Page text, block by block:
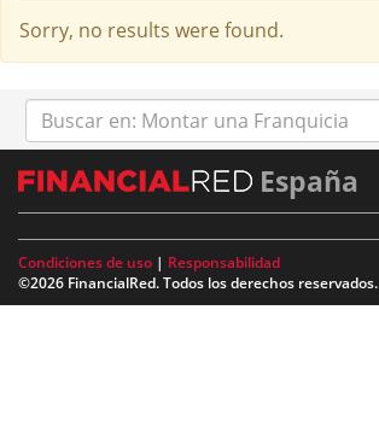
Sorry, no results were found.
Buscar
en:
España
Condiciones de uso | Responsabilidad
©2026 FinancialRed. Todos los derechos reservados.